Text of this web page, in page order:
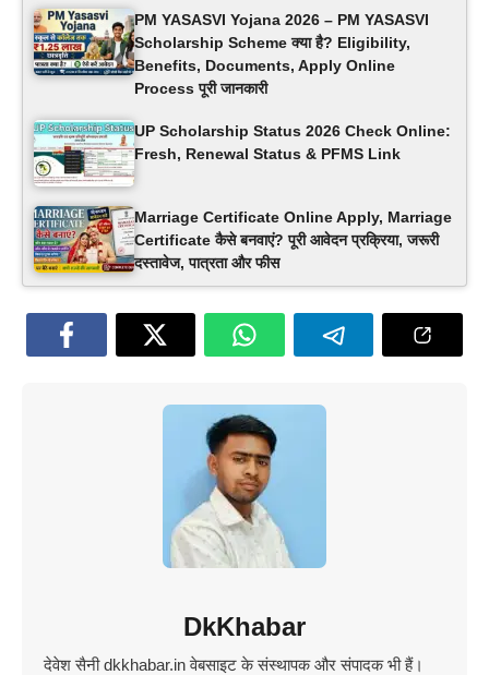
PM YASASVI Yojana 2026 – PM YASASVI
Scholarship Scheme क्या है? Eligibility,
Benefits, Documents, Apply Online
Process पूरी जानकारी
UP Scholarship Status 2026 Check Online:
Fresh, Renewal Status & PFMS Link
Marriage Certificate Online Apply, Marriage
Certificate कैसे बनवाएं? पूरी आवेदन प्रक्रिया, जरूरी
दस्तावेज, पात्रता और फीस
DkKhabar
देवेश सैनी dkkhabar.in वेबसाइट के संस्थापक और संपादक भी हैं।